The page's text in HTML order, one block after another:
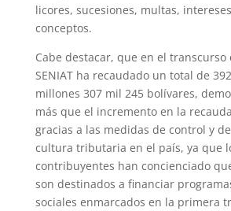
licores, sucesiones, multas,
conceptos.
Cabe destacar, que en el transcurso
SENIAT ha recaudado un total de
millones 307 mil 245 bolívares,
más que el incremento en la
gracias a las medidas de control y
cultura tributaria en el país, ya que
contribuyentes han concienciado
son destinados a financiar
sociales enmarcados en la primera